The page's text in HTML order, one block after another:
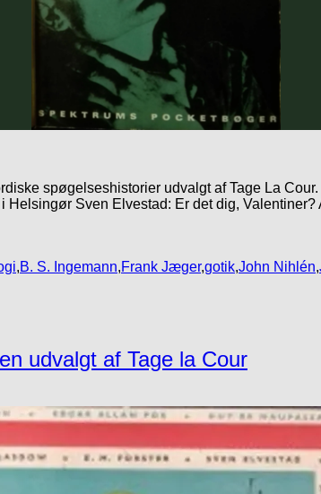
spøgelseshistorier udvalgt af Tage La
Sven Elvestad: Er det dig,
,B. S. Ingemann,Frank Jæger,gotik,John Nihlén,
udvalgt af Tage la Cour